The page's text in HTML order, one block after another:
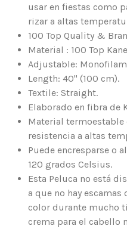
usar en fiestas como
rizar a altas
100 Top Quality &
Material : 100 Top
Adjustable:
Length: 40" (100 cm).
Textile: Straight.
Elaborado en fibra de
Material
resistencia a altas
Puede encresparse o
120 grados Celsius.
Esta Peluca no está
a que no hay
color durante mucho
crema para el cabello